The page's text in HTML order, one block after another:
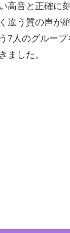
高音と正確に
違う質の声が
7人のグルー
ました。